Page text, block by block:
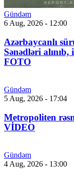
Gündəm
6 Aug, 2026 - 12:00
Azərbaycanlı
Sənədləri
FOTO
Gündəm
5 Aug, 2026 - 17:04
Metropoliten
VİDEO
Gündəm
4 Aug, 2026 - 13:00